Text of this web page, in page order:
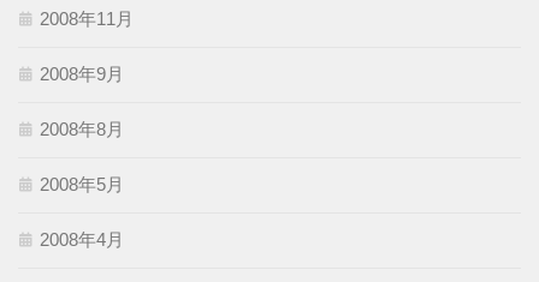
2008年11月
2008年9月
2008年8月
2008年5月
2008年4月